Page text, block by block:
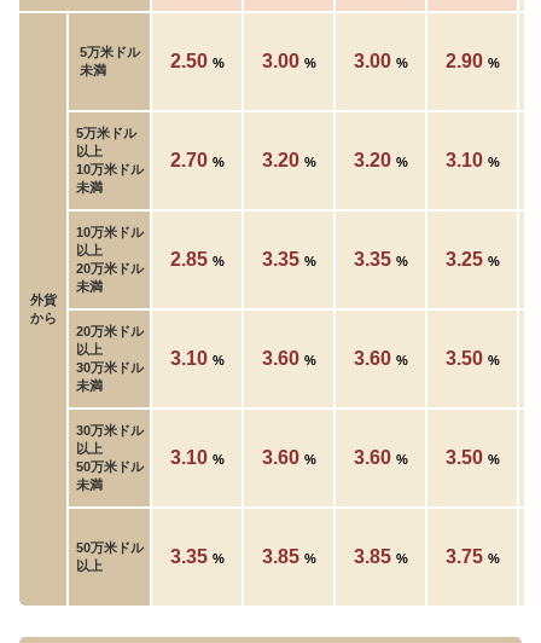
外貨
から
5万米ドル
未満
2.50 % 3.00 % 3.00 % 2.90 %
5万米ドル
以上
10万米ドル
未満
2.70 % 3.20 % 3.20 % 3.10 %
10万米ドル
以上
20万米ドル
未満
2.85 % 3.35 % 3.35 % 3.25 %
20万米ドル
以上
30万米ドル
未満
3.10 % 3.60 % 3.60 % 3.50 %
30万米ドル
以上
50万米ドル
未満
3.10 % 3.60 % 3.60 % 3.50 %
50万米ドル
以上
3.35 % 3.85 % 3.85 % 3.75 %